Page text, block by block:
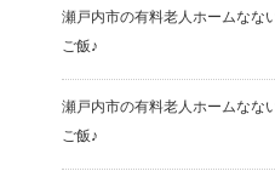
瀬戸内市の有料老人ホームな
ご飯♪
瀬戸内市の有料老人ホームな
ご飯♪